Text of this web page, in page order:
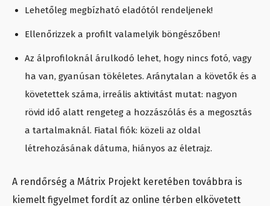
Lehetőleg megbízható eladótól rendeljenek!
Ellenőrizzek a profilt valamelyik böngészőben!
Az álprofiloknál árulkodó lehet, hogy nincs fotó, vagy
ha van, gyanúsan tökéletes. Aránytalan a követők és a
követettek száma, irreális aktivitást mutat: nagyon
rövid idő alatt rengeteg a hozzászólás és a megosztás
a tartalmaknál. Fiatal fiók: közeli az oldal
létrehozásának dátuma, hiányos az életrajz.
A rendőrség a Mátrix Projekt keretében továbbra is
kiemelt figyelmet fordít az online térben elkövetett